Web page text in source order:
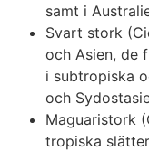
samt i
Svart stork
och Asien, de
i subtropiska
och
Maguaristork
tropiska